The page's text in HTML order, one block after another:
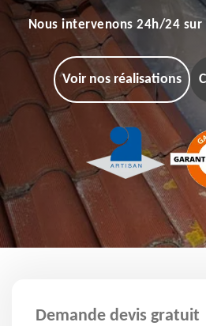
Nous intervenons 24h/24
Voir nos réalisations
Demande devis gratuit